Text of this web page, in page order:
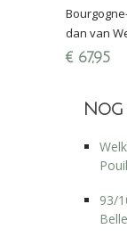
dan van
frisheid en
€ 67,95
Nog
93/